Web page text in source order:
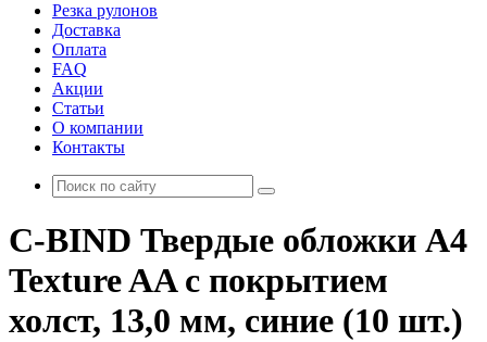
Резка рулонов
Доставка
Оплата
FAQ
Акции
Статьи
О компании
Контакты
C-BIND Твердые обложки А4
Texture AA с покрытием
холст, 13,0 мм, синие (10 шт.)